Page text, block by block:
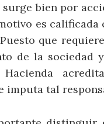
bien por
es
que
de la sociedad
imputa tal